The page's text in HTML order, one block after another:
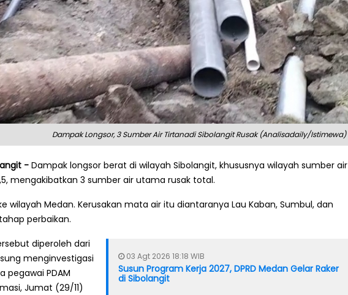
Dampak Longsor, 3 Sumber Air Tirtanadi Sibolangit Rusak (Analisadaily/Istimewa)
- Dampak longsor berat di wilayah Sibolangit, khususnya wilayah sumber air
mengakibatkan 3 sumber air utama rusak total.
wilayah Medan. Kerusakan mata air itu diantaranya Lau Kaban, Sumbul, dan
perbaikan.
03 Agt 2026 18:18 WIB
Susun Program Kerja 2027, DPRD Medan Gelar Raker
di Sibolangit
diperoleh dari
menginvestigasi
pegawai PDAM
Jumat (29/11)